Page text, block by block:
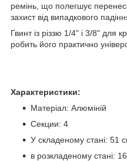
ремінь, що полегшує
захист від випадкового
Гвинт із різзю 1/4" і 3/8" для
робить його практично
Характеристики:
Матеріал: Алюміній
Секции: 4
У складеному стані: 51
в розкладеному стані: